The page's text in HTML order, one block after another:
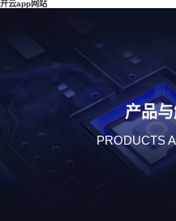
开云app网站
产品
PRODUCTS